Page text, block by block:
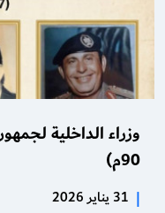
90م)
| 31 يناير 2026